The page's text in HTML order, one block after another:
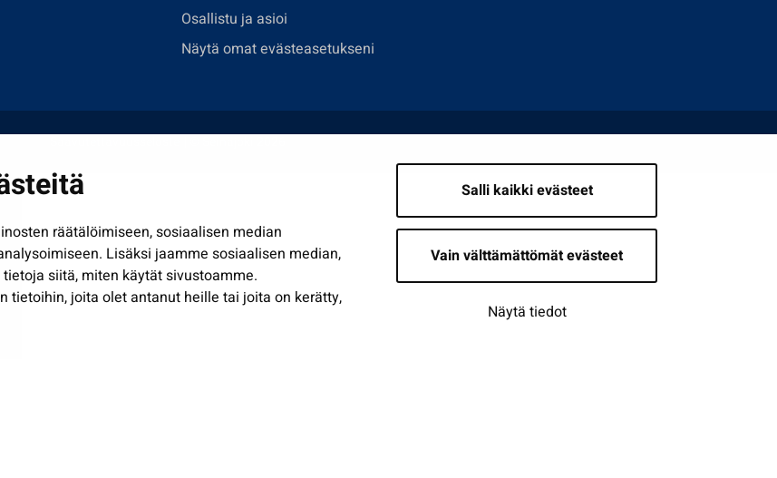
räätälöimiseen, sosiaalisen median
Lisäksi jaamme sosiaalisen median,
siitä, miten käytät sivustoamme.
joita olet antanut heille tai joita on kerätty,
Salli kaikki evästeet
Vain välttämättömät evästeet
Näytä tiedot
Osallistu ja asioi
Näytä omat evästeasetukseni